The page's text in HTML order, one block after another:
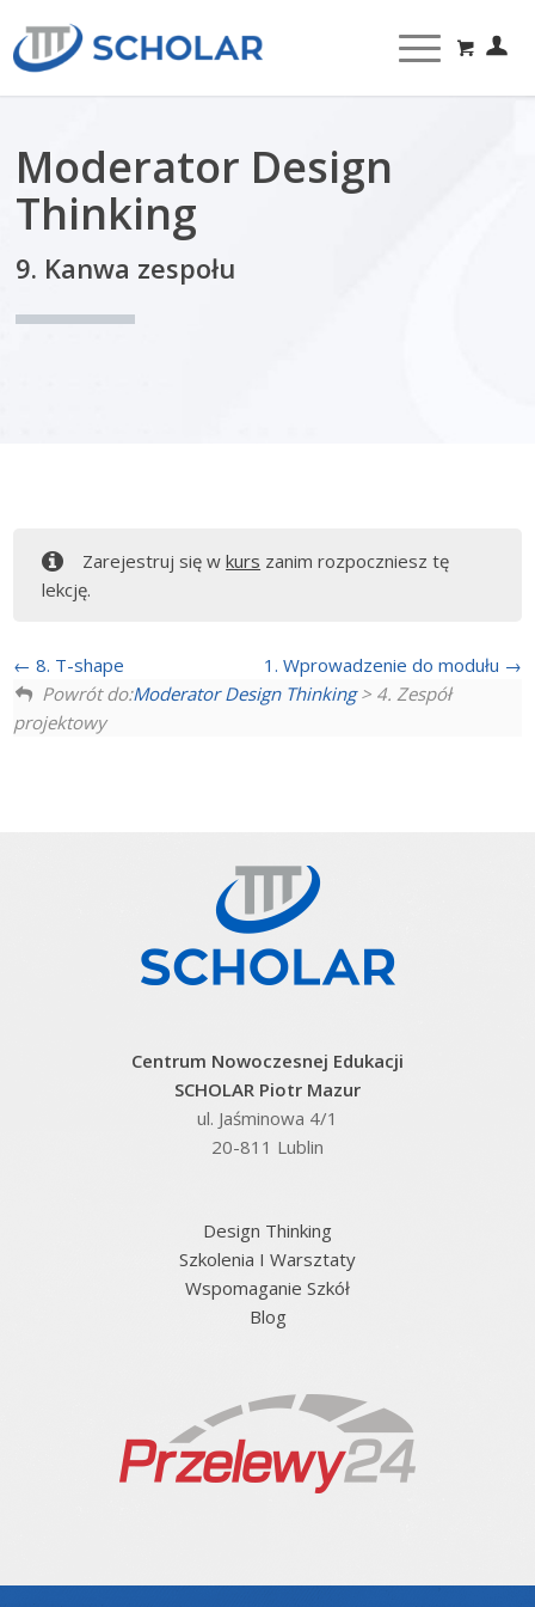
Moderator Design
Thinking
9. Kanwa zespołu
Zarejestruj się wkurs zanim rozpoczniesz tę
lekcję.
8. T-shape
1. Wprowadzenie do modułu
Powrót do:Moderator Design Thinking> 4. Zespół
projektowy
Centrum Nowoczesnej Edukacji
SCHOLAR Piotr Mazur
ul. Jaśminowa 4/1
20-811 Lublin
Design Thinking
Szkolenia I Warsztaty
Wspomaganie Szkół
Blog